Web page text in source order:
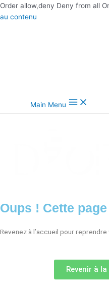
Order allow,deny Deny from all
au contenu
Main Menu
Oups ! Cette
Revenez à l’accueil pour
Revenir à